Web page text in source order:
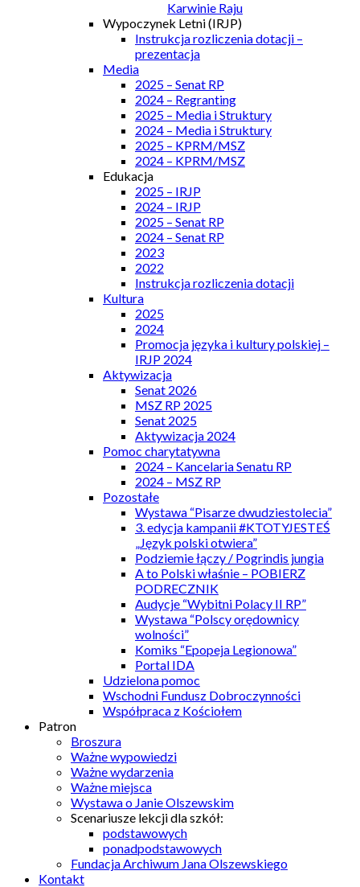
Karwinie Raju
Wypoczynek Letni (IRJP)
Instrukcja rozliczenia dotacji –
prezentacja
Media
2025 – Senat RP
2024 – Regranting
2025 – Media i Struktury
2024 – Media i Struktury
2025 – KPRM/MSZ
2024 – KPRM/MSZ
Edukacja
2025 – IRJP
2024 – IRJP
2025 – Senat RP
2024 – Senat RP
2023
2022
Instrukcja rozliczenia dotacji
Kultura
2025
2024
Promocja języka i kultury polskiej –
IRJP 2024
Aktywizacja
Senat 2026
MSZ RP 2025
Senat 2025
Aktywizacja 2024
Pomoc charytatywna
2024 – Kancelaria Senatu RP
2024 – MSZ RP
Pozostałe
Wystawa “Pisarze dwudziestolecia”
3. edycja kampanii #KTOTYJESTEŚ
„Język polski otwiera”
Podziemie łączy / Pogrindis jungia
A to Polski właśnie – POBIERZ
PODRECZNIK
Audycje “Wybitni Polacy II RP”
Wystawa “Polscy orędownicy
wolności”
Komiks “Epopeja Legionowa”
Portal IDA
Udzielona pomoc
Wschodni Fundusz Dobroczynności
Współpraca z Kościołem
Patron
Broszura
Ważne wypowiedzi
Ważne wydarzenia
Ważne miejsca
Wystawa o Janie Olszewskim
Scenariusze lekcji dla szkół:
podstawowych
ponadpodstawowych
Fundacja Archiwum Jana Olszewskiego
Kontakt